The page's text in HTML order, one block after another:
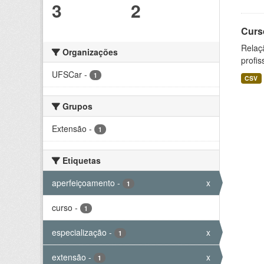
3 2
Organizações
UFSCar - 1
Grupos
Extensão - 1
Etiquetas
aperfeiçoamento - 1 x
curso - 1
especialização - 1 x
extensão - 1 x
CSV